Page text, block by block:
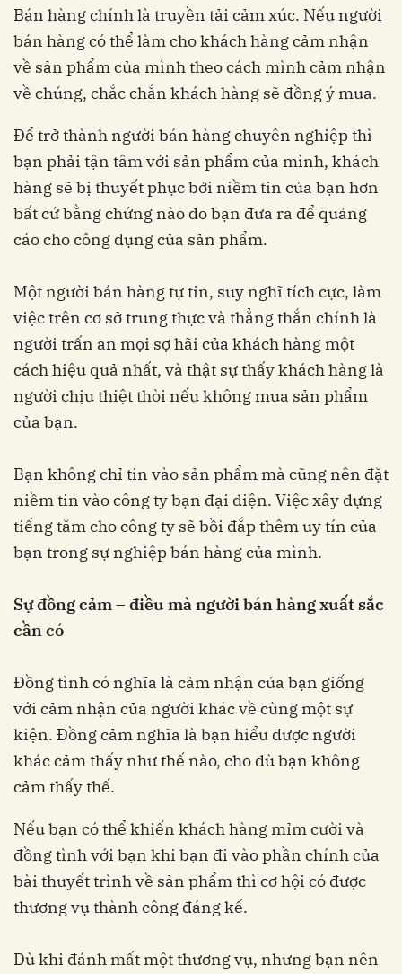
Bán hàng chính là truyền tải cảm xúc. Nếu người
bán hàng có thể làm cho khách hàng cảm nhận
về sản phẩm của mình theo cách mình cảm nhận
về chúng, chắc chắn khách hàng sẽ đồng ý mua.
Để trở thành người bán hàng chuyên nghiệp thì
bạn phải tận tâm với sản phẩm của mình, khách
hàng sẽ bị thuyết phục bởi niềm tin của bạn hơn
bất cứ bằng chứng nào do bạn đưa ra để quảng
cáo cho công dụng của sản phẩm.
Một người bán hàng tự tin, suy nghĩ tích cực, làm
việc trên cơ sở trung thực và thẳng thắn chính là
người trấn an mọi sợ hãi của khách hàng một
cách hiệu quả nhất, và thật sự thấy khách hàng là
người chịu thiệt thòi nếu không mua sản phẩm
của bạn.
Bạn không chỉ tin vào sản phẩm mà cũng nên đặt
niềm tin vào công ty bạn đại diện. Việc xây dựng
tiếng tăm cho công ty sẽ bồi đắp thêm uy tín của
bạn trong sự nghiệp bán hàng của mình.
Sự đồng cảm – điều mà người bán hàng xuất sắc
cần có
Đồng tình có nghĩa là cảm nhận của bạn giống
với cảm nhận của người khác về cùng một sự
kiện. Đồng cảm nghĩa là bạn hiểu được người
khác cảm thấy như thế nào, cho dù bạn không
cảm thấy thế.
Nếu bạn có thể khiến khách hàng mỉm cười và
đồng tình với bạn khi bạn đi vào phần chính của
bài thuyết trình về sản phẩm thì cơ hội có được
thương vụ thành công đáng kể.
Dù khi đánh mất một thương vụ, nhưng bạn nên